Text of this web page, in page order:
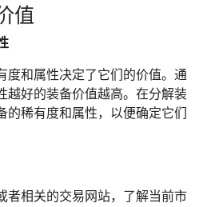
值
度和属性决定了它们的价值。通
越好的装备价值越高。在分解装
稀有度和属性，以便确定它们
者相关的交易网站，了解当前市